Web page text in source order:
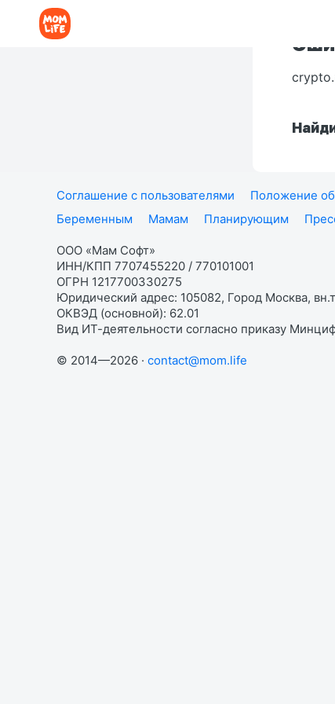
Соглашение с пользователями Положение
Беременным
Мамам Планирующим
ООО «Мам Софт»
ИНН/КПП 7707455220 / 770101001
ОГРН 1217700330275
Юридический адрес: 105082, Город Москва,
ОКВЭД (основной): 62.01
Вид ИТ-деятельности согласно приказу
© 2014—2026 · contact@mom.life